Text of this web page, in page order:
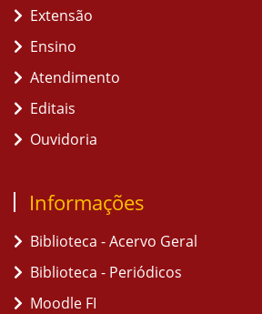
Extensão
Ensino
Atendimento
Editais
Ouvidoria
Informações
Biblioteca - Acervo Geral
Biblioteca - Periódicos
Moodle FI